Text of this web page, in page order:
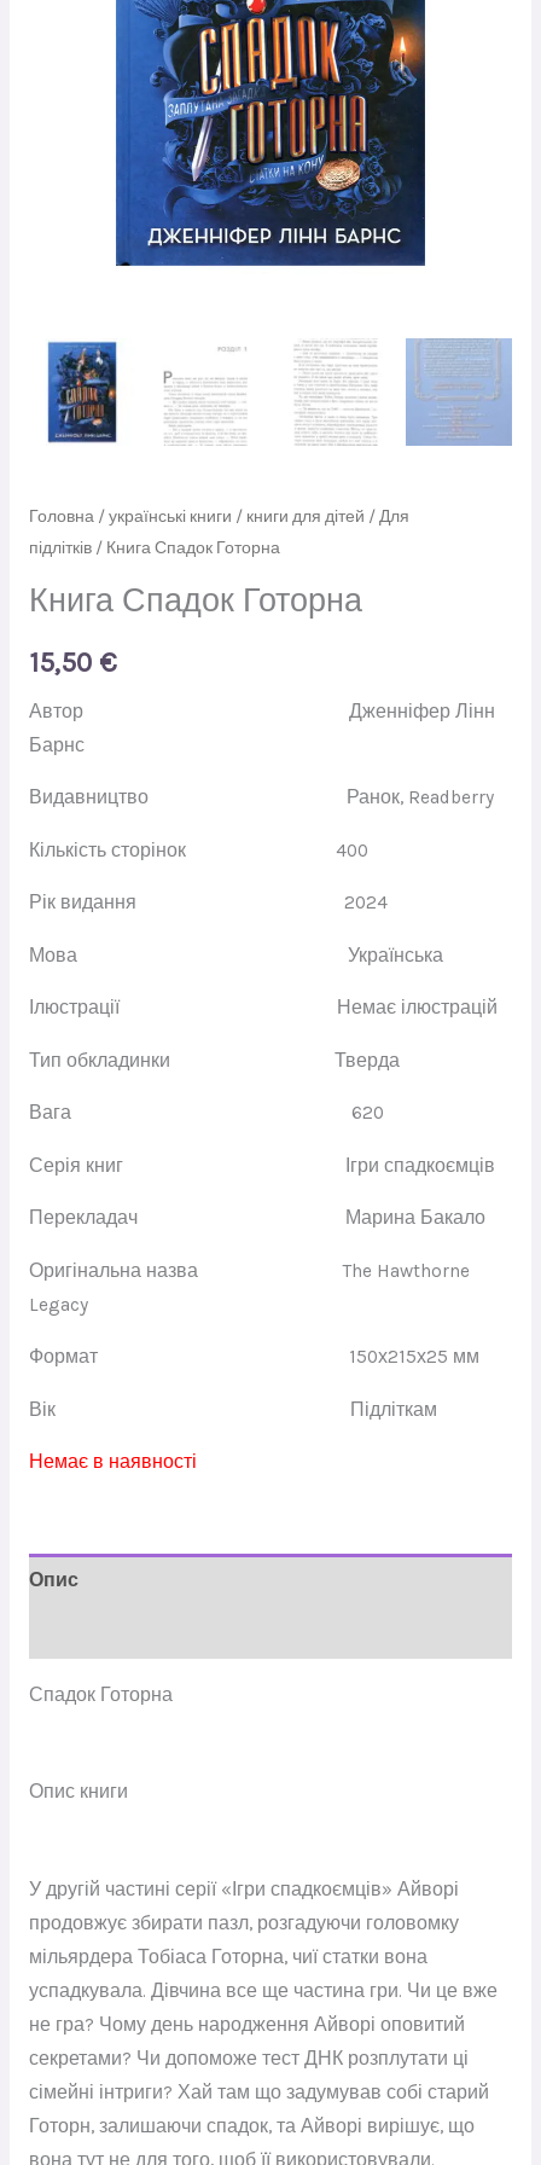
Головна/українські книги / книги для дітей /Для
підлітків/ Книга Спадок Готорна
Книга Спадок Готорна
15,50 €
Автор Дженніфер Лінн
Барнс
Видавництво Ранок, Readberry
Кількість сторінок 400
Рік видання 2024
Мова Українська
Ілюстрації Немає ілюстрацій
Тип обкладинки Тверда
Вага 620
Серія книг Ігри спадкоємців
Перекладач Марина Бакало
Оригінальна назваThe Hawthorne
Legacy
Формат 150х215х25 мм
Вік Підліткам
Немає в наявності
Опис
Спадок Готорна
Опис книги
У другій частині серії «Ігри спадкоємців» Айворі
продовжує збирати пазл, розгадуючи головомку
мільярдера Тобіаса Готорна, чиї статки вона
успадкувала. Дівчина все ще частина гри. Чи це вже
не гра? Чому день народження Айворі оповитий
секретами? Чи допоможе тест ДНК розплутати ці
сімейні інтриги? Хай там що задумував собі старий
Готорн, залишаючи спадок, та Айворі вирішує, що
вона тут не для того, щоб її використовували.